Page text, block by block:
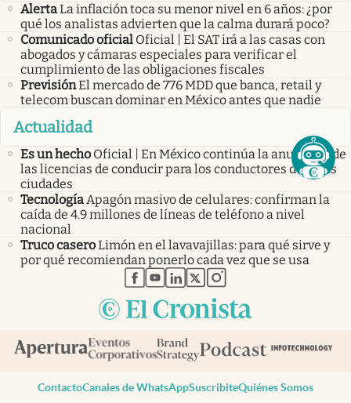
AlertaLa inflación toca su menor nivel en 6 años: ¿por
qué los analistas advierten que la calma durará poco?
Comunicado oficial Oficial | El SAT irá a las casas con
abogados y cámaras especiales para verificar el
cumplimiento de las obligaciones fiscales
PrevisiónEl mercado de 776 MDD que banca, retail y
telecom buscan dominar en México antes que nadie
Actualidad
Es un hecho Oficial | En México continúa la anulación de
las licencias de conducir para los conductores de estas
ciudades
TecnologíaApagón masivo de celulares: confirman la
caída de 4.9 millones de líneas de teléfono a nivel
nacional
Truco caseroLimón en el lavavajillas: para qué sirve y
por qué recomiendan ponerlo cada vez que se usa
abre en nueva pestaña
abre en nueva pestaña
abre en nueva pestaña
abre en nueva pestaña
abre en nueva pestaña
ContactoCanales de WhatsAppSuscribiteQuiénes Somos